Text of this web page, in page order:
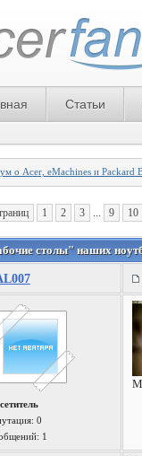
Статьи
о Acer, eMachines и Packard
1 2 3 ... 9 10
столы" наших
0
1